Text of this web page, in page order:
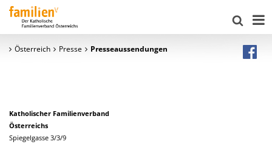
Österreich Presse Presseaussendungen
Katholischer Familienverband
Österreichs
Spiegelgasse 3/3/9